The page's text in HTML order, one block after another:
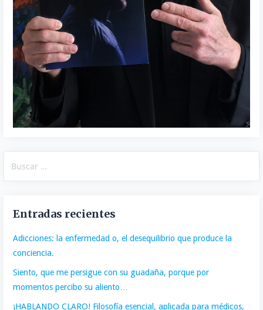
Entradas recientes
Adicciones: la enfermedad o, el desequilibrio que produce la
conciencia.
Siento, que me persigue con su guadaña, porque por
momentos percibo su aliento…
¡HABLANDO CLARO! Filosofía esencial, aplicada para médicos,